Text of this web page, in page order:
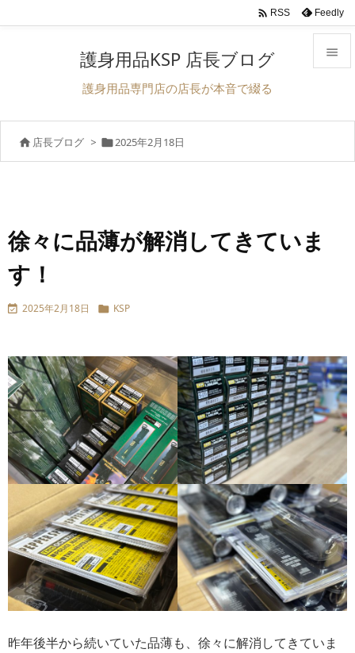


 RSS Feedly
護身用品KSP 店長ブログ
護身用品専門店の店長が本音で綴る
 店長ブログ > 2025年2月18日
徐々に品薄が解消してきていま
す！
 2025年2月18日  KSP
昨年後半から続いていた品薄も、徐々に解消してきていま